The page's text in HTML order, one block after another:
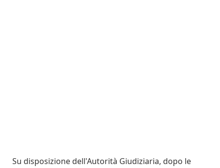
Su disposizione dell'Autorità Giudiziaria, dopo le